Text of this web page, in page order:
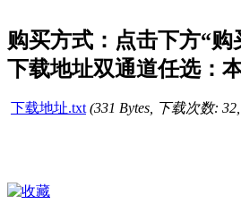
购买方式：点击下方“
下载地址双通道任选：
下载地址.txt (331 Bytes, 下载次数: